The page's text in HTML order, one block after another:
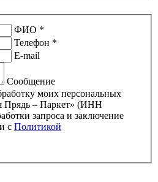
ФИО *
Телефон *
E-mail
Сообщение
моих персональных
Прядь – Паркет» (ИНН
с Политикой